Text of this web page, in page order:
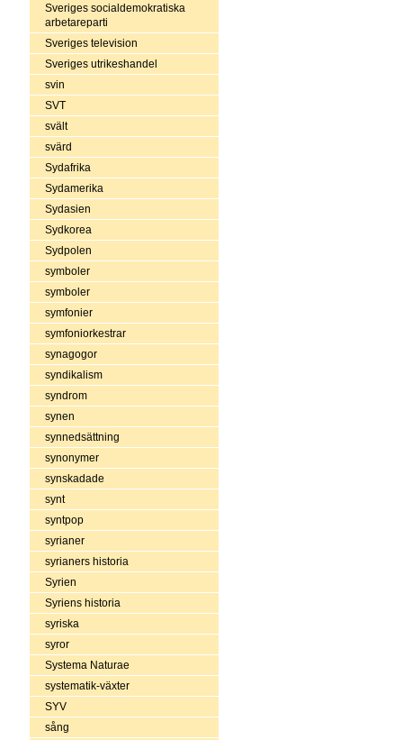
Sveriges socialdemokratiska
arbetareparti
Sveriges television
Sveriges utrikeshandel
svin
SVT
svält
svärd
Sydafrika
Sydamerika
Sydasien
Sydkorea
Sydpolen
symboler
symboler
symfonier
symfoniorkestrar
synagogor
syndikalism
syndrom
synen
synnedsättning
synonymer
synskadade
synt
syntpop
syrianer
syrianers historia
Syrien
Syriens historia
syriska
syror
Systema Naturae
systematik-växter
SYV
sång